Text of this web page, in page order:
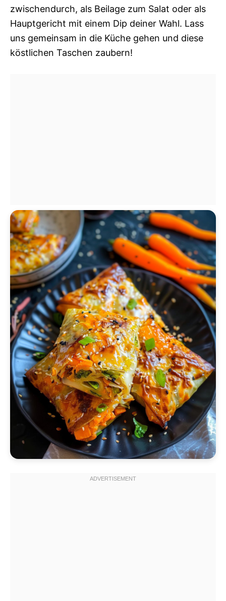
zwischendurch, als Beilage zum Salat oder als
Hauptgericht mit einem Dip deiner Wahl. Lass
uns gemeinsam in die Küche gehen und diese
köstlichen Taschen zaubern!